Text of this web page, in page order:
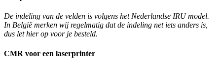
De indeling van de velden is volgens het Nederlandse IRU model.
In België merken wij regelmatig dat de indeling net iets anders is,
dus let hier op voor je besteld.
CMR voor een laserprinter